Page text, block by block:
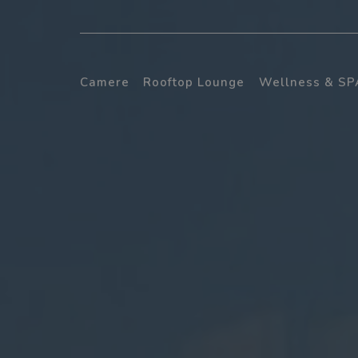
Camere Rooftop Lounge Wellness &